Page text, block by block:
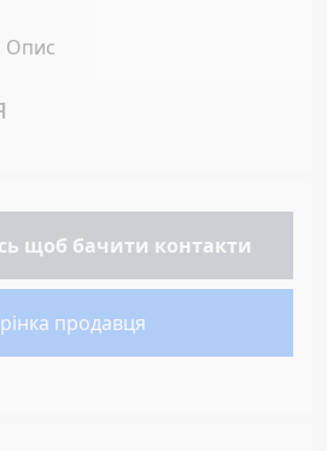
Опис
щоб бачити контакти
продавця